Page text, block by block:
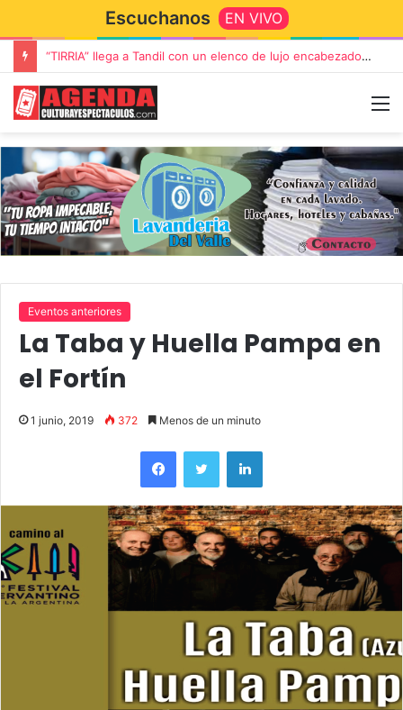
Escuchanos EN VIVO
“TIRRIA” llega a Tandil con un elenco de lujo encabezado por Capusotto, Spregelburd y Stefani
Eventos anteriores
La Taba y Huella Pampa en
el Fortín
1 junio, 2019 372 Menos de un minuto